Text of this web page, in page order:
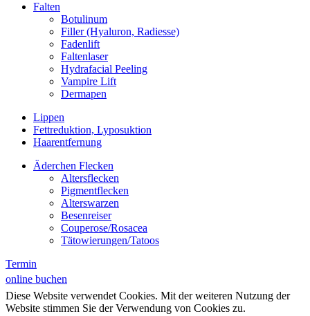
Falten
Botulinum
Filler (Hyaluron, Radiesse)
Fadenlift
Faltenlaser
Hydrafacial Peeling
Vampire Lift
Dermapen
Lippen
Fettreduktion, Lyposuktion
Haarentfernung
Äderchen Flecken
Altersflecken
Pigmentflecken
Alterswarzen
Besenreiser
Couperose/Rosacea
Tätowierungen/Tatoos
Termin
online buchen
Diese Website verwendet Cookies. Mit der weiteren Nutzung der
Website stimmen Sie der Verwendung von Cookies zu.